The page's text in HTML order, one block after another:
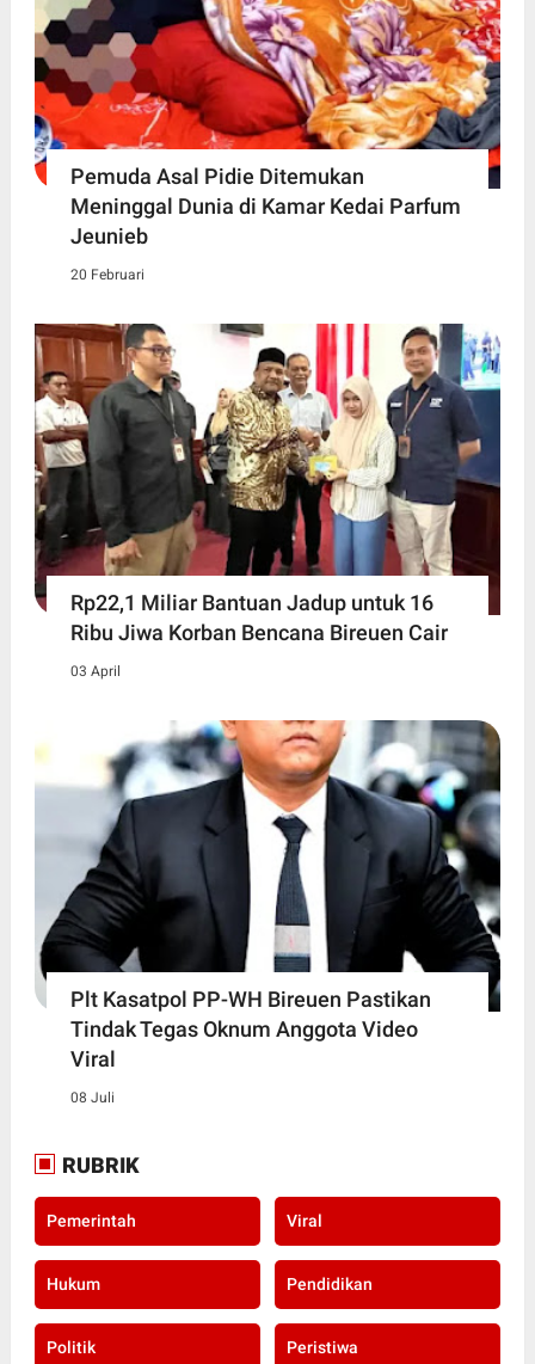
Pemuda Asal Pidie Ditemukan
Meninggal Dunia di Kamar Kedai Parfum
Jeunieb
20 Februari
Rp22,1 Miliar Bantuan Jadup untuk 16
Ribu Jiwa Korban Bencana Bireuen Cair
03 April
Plt Kasatpol PP-WH Bireuen Pastikan
Tindak Tegas Oknum Anggota Video
Viral
08 Juli
RUBRIK
Pemerintah Viral
Hukum Pendidikan
Politik Peristiwa